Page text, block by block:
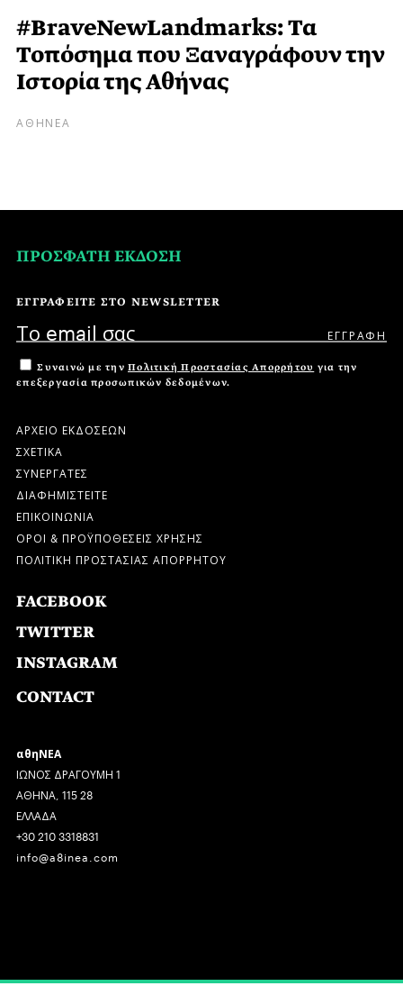
#BraveNewLandmarks: Τα
Τοπόσημα που Ξαναγράφουν την
Ιστορία της Αθήνας
ΑΘΗΝΕΑ
ΠΡΟΣΦΑΤΗ ΕΚΔΟΣΗ
ΕΓΓΡΑΦΕΙΤΕ ΣΤΟ NEWSLETTER
Συναινώ με την Πολιτική Προστασίας Απορρήτου για την
επεξεργασία προσωπικών δεδομένων.
ΑΡΧΕΙΟ ΕΚΔΟΣΕΩΝ
ΣΧΕΤΙΚΑ
ΣΥΝΕΡΓΑΤΕΣ
ΔΙΑΦΗΜΙΣΤΕΙΤΕ
ΕΠΙΚΟΙΝΩΝΙΑ
ΟΡΟΙ & ΠΡΟΫΠΟΘΕΣΕΙΣ ΧΡΗΣΗΣ
ΠΟΛΙΤΙΚΗ ΠΡΟΣΤΑΣΙΑΣ ΑΠΟΡΡΗΤΟΥ
FACEBOOK
TWITTER
INSTAGRAM
CONTACT
αθηΝΕΑ
ΙΩΝΟΣ ΔΡΑΓΟΥΜΗ 1
ΑΘΗΝΑ, 115 28
ΕΛΛΑΔΑ
+30 210 3318831
info@a8inea.com